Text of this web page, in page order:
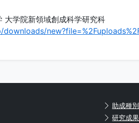
学院新領域創成科学研究科
助成種
研究成